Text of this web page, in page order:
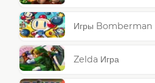
Игры Bomberman
Zelda Игра